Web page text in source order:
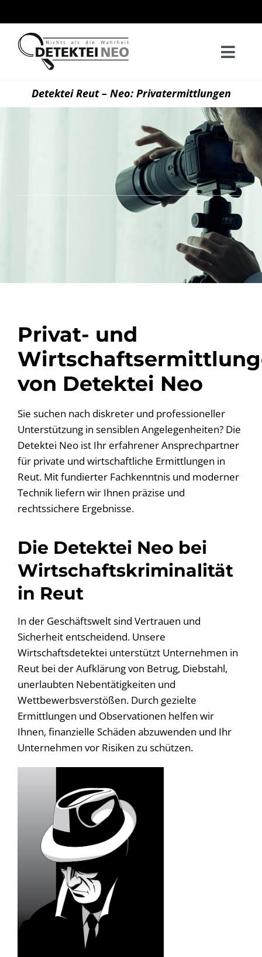
Inhalt
springen
Detektei Reut – Neo: Privatermittlungen
Privat- und
von Detektei Neo
Sie suchen nach diskreter und professioneller
Unterstützung in sensiblen Angelegenheiten? Die
Detektei Neo ist Ihr erfahrener Ansprechpartner
für private und wirtschaftliche Ermittlungen in
Reut. Mit fundierter Fachkenntnis und moderner
Technik liefern wir Ihnen präzise und
rechtssichere Ergebnisse.
Die Detektei Neo bei
Wirtschaftskriminalität
in Reut
In der Geschäftswelt sind Vertrauen und
Sicherheit entscheidend. Unsere
Wirtschaftsdetektei unterstützt Unternehmen in
Reut bei der Aufklärung von Betrug, Diebstahl,
unerlaubten Nebentätigkeiten und
Wettbewerbsverstößen. Durch gezielte
Ermittlungen und Observationen helfen wir
Ihnen, finanzielle Schäden abzuwenden und Ihr
Unternehmen vor Risiken zu schützen.